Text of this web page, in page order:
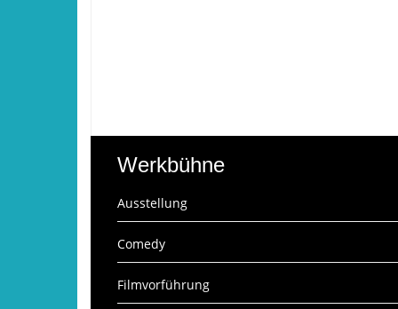
Werkbühne
Ausstellung
Comedy
Filmvorführung